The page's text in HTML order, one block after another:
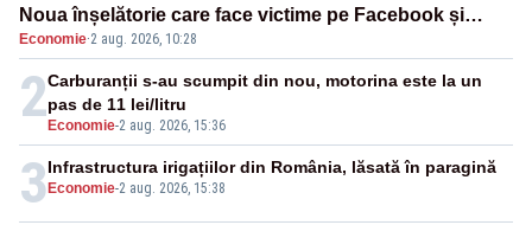
Noua înșelătorie care face victime pe Facebook și
WhatsApp
Economie·2 aug. 2026, 10:28
2 Economie-2 aug. 2026, 15:36
Carburanții s-au scumpit din nou, motorina este la un
pas de 11 lei/litru
3 Economie-2 aug. 2026, 15:38
Infrastructura irigațiilor din România, lăsată în paragină